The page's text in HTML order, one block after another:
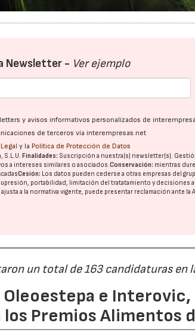
Newsletter - Ver ejemplo
y avisos informativos personalizados de
de terceros vía interempresas.net
y la Política de Protección de Datos
S.L.U.Finalidades: Suscripción a nuestra(s) newsletter(s).
a intereses similares o asociados.Conservación: mientras
Cesión: Los datos pueden cederse a otras empresas del
portabilidad, limitación del tratatamiento y decisiones
a la normativa vigente, puede presentar reclamación ante la
un total de 163 candidaturas en
Oleoestepa e
Premios Alimentos